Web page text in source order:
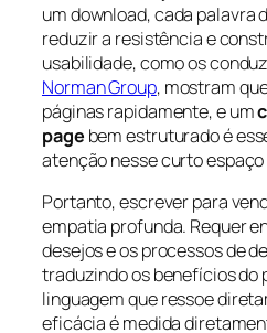
um download, cada palavra
reduzir a resistência e
usabilidade, como os
Norman Group, mostram
páginas rapidamente, e um
page bem estruturado é
atenção nesse curto
Portanto, escrever para
empatia profunda. Requer
desejos e os processos de
traduzindo os benefícios do
linguagem que ressoe
eficácia é medida